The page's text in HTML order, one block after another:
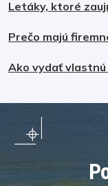
Letáky, ktoré
Prečo majú
Ako vydať